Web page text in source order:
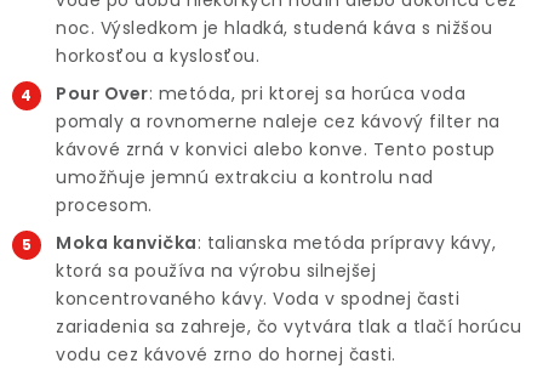
noc. Výsledkom je hladká, studená káva s nižšou
horkosťou a kyslosťou.
Pour Over: metóda, pri ktorej sa horúca voda
pomaly a rovnomerne naleje cez kávový filter na
kávové zrná v konvici alebo konve. Tento postup
umožňuje jemnú extrakciu a kontrolu nad
procesom.
Moka kanvička: talianska metóda prípravy kávy,
ktorá sa používa na výrobu silnejšej
koncentrovaného kávy. Voda v spodnej časti
zariadenia sa zahreje, čo vytvára tlak a tlačí horúcu
vodu cez kávové zrno do hornej časti.